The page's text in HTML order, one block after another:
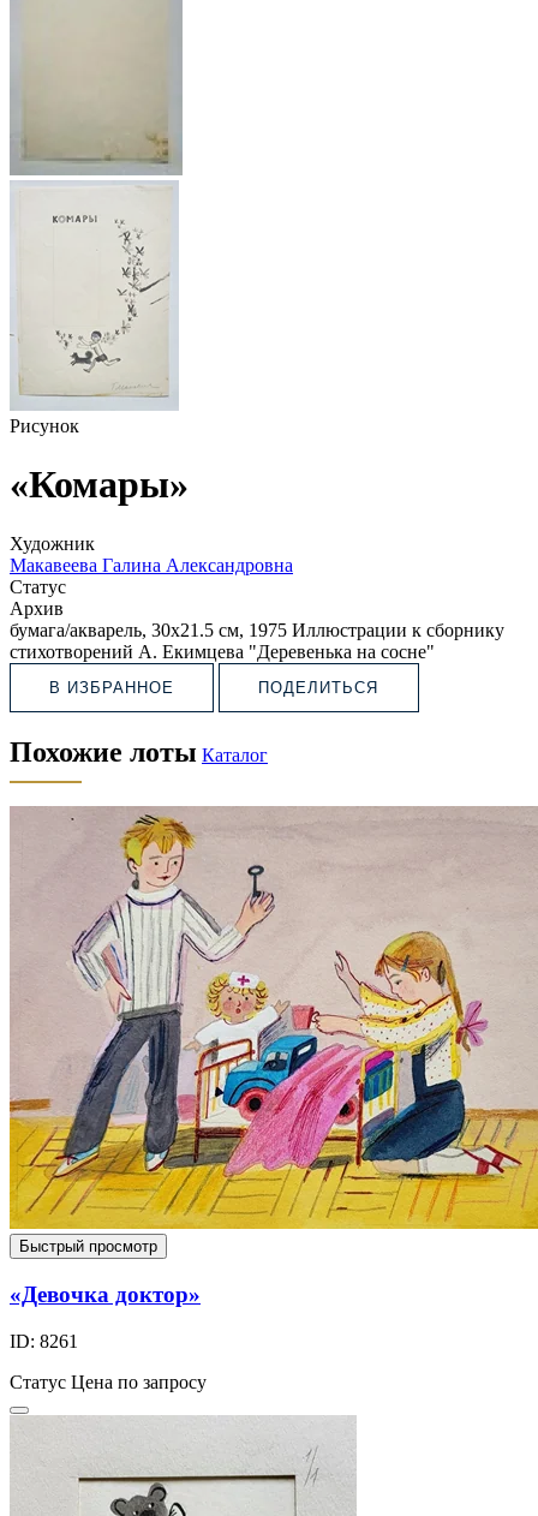
Рисунок
«Комары»
Художник
Макавеева Галина Александровна
Статус
Архив
бумага/акварель, 30х21.5 см, 1975 Иллюстрации к сборнику
стихотворений А. Екимцева "Деревенька на сосне"
В ИЗБРАННОЕ ПОДЕЛИТЬСЯ
Похожие лоты Каталог
Быстрый просмотр
«Девочка доктор»
ID: 8261
Статус Цена по запросу